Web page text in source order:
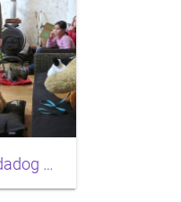
10 enfant chien pedadog 2020-02-24